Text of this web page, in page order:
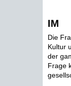
IM
Die
Kultur
der
Frage